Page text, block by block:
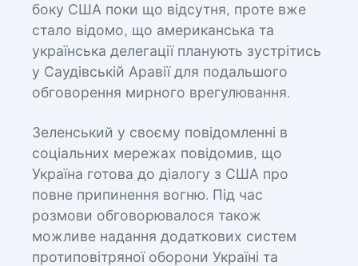
боку США поки що відсутня, проте вже
стало відомо, що американська та
українська делегації планують зустрітись
у Саудівській Аравії для подальшого
обговорення мирного врегулювання.
Зеленський у своєму повідомленні в
соціальних мережах повідомив, що
Україна готова до діалогу з США про
повне припинення вогню. Під час
розмови обговорювалося також
можливе надання додаткових систем
протиповітряної оборони Україні та